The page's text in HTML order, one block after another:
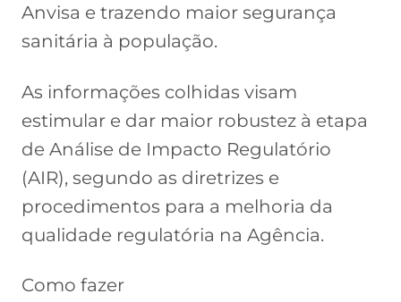
Anvisa e trazendo maior segurança
sanitária à população.
As informações colhidas visam
estimular e dar maior robustez à etapa
de Análise de Impacto Regulatório
(AIR), segundo as diretrizes e
procedimentos para a melhoria da
qualidade regulatória na Agência.
Como fazer